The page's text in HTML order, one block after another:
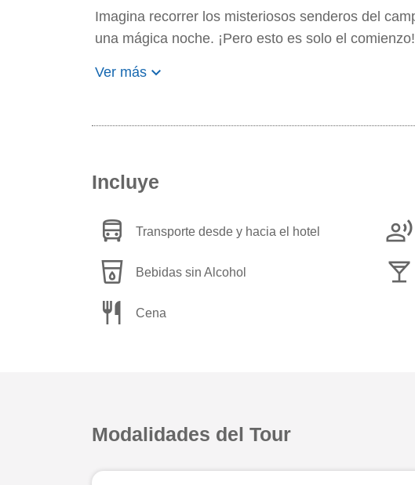
Imagina recorrer los misteriosos senderos del
una mágica noche. ¡Pero esto es solo el
Ver más keyboard_arrow_down
Incluye
directions_bus Transporte desde y hacia el hotel record_voice_over
local_drink Bebidas sin Alcohol local_bar
restaurant Cena
Modalidades del Tour